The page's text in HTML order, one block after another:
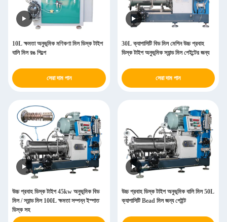
10L ক্ষমতা অনুভূমিক মণিকণা মিল ডিস্ক টাইপ
বালি মিল রঙ শিল্পে
সেরা দাম পান
30L ক্যাপাসিটি বিড মিল মেশিন উচ্চ প্রবাহ
ডিস্ক টাইপ অনুভূমিক স্যান্ড মিল পেইন্টের জন্য
সেরা দাম পান
উচ্চ প্রবাহ ডিস্ক টাইপ 45kw অনুভূমিক বিড
মিল / স্যান্ড মিল 100L ক্ষমতা সম্পন্ন ইস্পাত
ডিস্ক সহ
উচ্চ প্রবাহ ডিস্ক টাইপ অনুভূমিক বালি মিল 50L
ক্যাপাসিটি Bead মিল জন্য পেইন্ট